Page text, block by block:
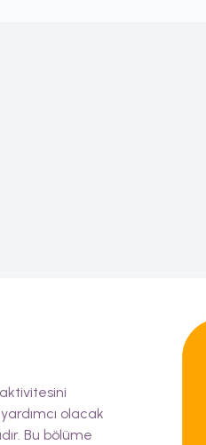
olacak
Bu bölüme